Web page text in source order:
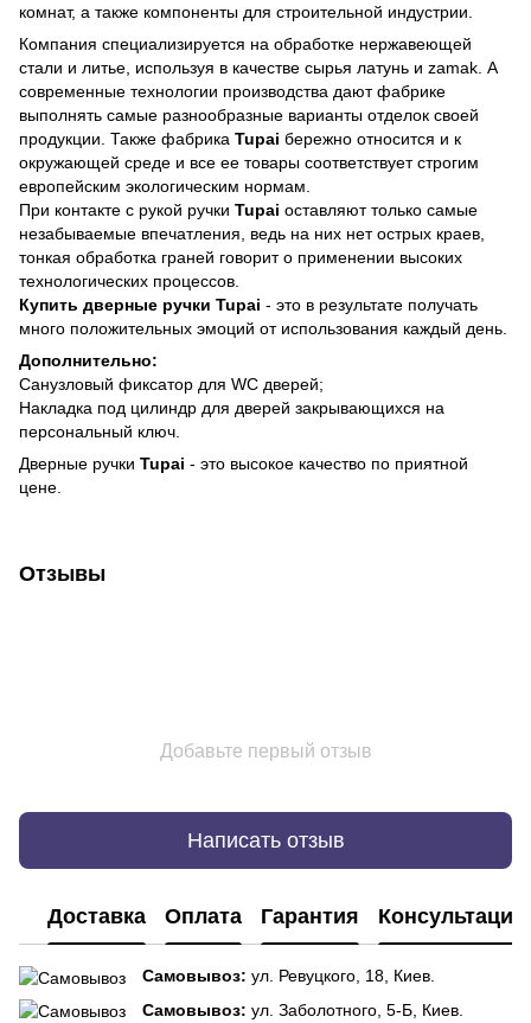
комнат, а также компоненты для строительной индустрии.
Компания специализируется на обработке нержавеющей
стали и литье, используя в качестве сырья латунь и zamak. А
современные технологии производства дают фабрике
выполнять самые разнообразные варианты отделок своей
продукции. Также фабрика Tupai бережно относится и к
окружающей среде и все ее товары соответствует строгим
европейским экологическим нормам.
При контакте с рукой ручки Tupai оставляют только самые
незабываемые впечатления, ведь на них нет острых краев,
тонкая обработка граней говорит о применении высоких
технологических процессов.
Купить дверные ручки Tupai - это в результате получать
много положительных эмоций от использования каждый день.
Дополнительно:
Санузловый фиксатор для WC дверей;
Накладка под цилиндр для дверей закрывающихся на
персональный ключ.
Дверные ручки Tupai - это высокое качество по приятной
цене.
Отзывы
Добавьте первый отзыв
Написать отзыв
Доставка Оплата Гарантия Консультация
Самовывоз: ул. Ревуцкого, 18, Киев.
Самовывоз: ул. Заболотного, 5-Б, Киев.